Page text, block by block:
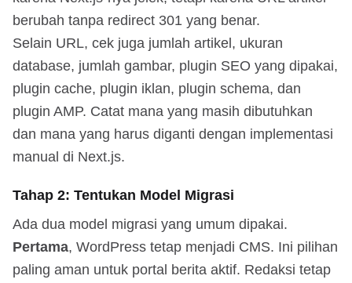
berubah tanpa redirect 301 yang benar.
Selain URL, cek juga jumlah artikel, ukuran
database, jumlah gambar, plugin SEO yang dipakai,
plugin cache, plugin iklan, plugin schema, dan
plugin AMP. Catat mana yang masih dibutuhkan
dan mana yang harus diganti dengan implementasi
manual di Next.js.
Tahap 2: Tentukan Model Migrasi
Ada dua model migrasi yang umum dipakai.
Pertama, WordPress tetap menjadi CMS. Ini pilihan
paling aman untuk portal berita aktif. Redaksi tetap